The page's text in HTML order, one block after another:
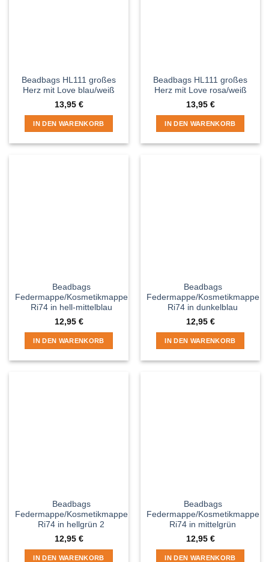
Beadbags HL111 großes
Herz mit Love blau/weiß
13,95 €
IN DEN WARENKORB
Beadbags HL111 großes
Herz mit Love rosa/weiß
13,95 €
IN DEN WARENKORB
Beadbags
Federmappe/Kosmetikmappe
Ri74 in hell-mittelblau
12,95 €
IN DEN WARENKORB
Beadbags
Federmappe/Kosmetikmappe
Ri74 in dunkelblau
12,95 €
IN DEN WARENKORB
Beadbags
Federmappe/Kosmetikmappe
Ri74 in hellgrün 2
12,95 €
IN DEN WARENKORB
Beadbags
Federmappe/Kosmetikmappe
Ri74 in mittelgrün
12,95 €
IN DEN WARENKORB